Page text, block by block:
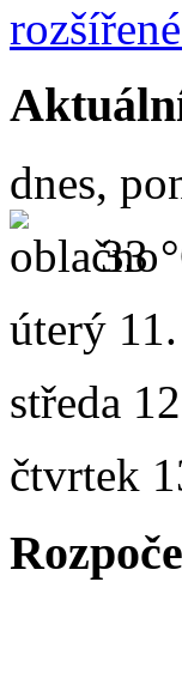
dnes,
33
úterý
středa
čtvrtek